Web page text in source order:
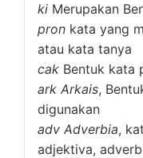
ki Merupakan
pron kata yang
atau kata tanya
cak Bentuk kata
ark Arkais,
digunakan
adv Adverbia,
adjektiva,